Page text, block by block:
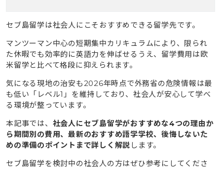
セブ島留学は社会人にこそおすすめできる留学先です。
マンツーマン中心の短期集中カリキュラムにより、限られ
た休暇でも効率的に英語力を伸ばせるうえ、留学費用は欧
米留学と比べて格段に抑えられます。
気になる現地の治安も2026年時点で外務省の危険情報は最
も低い「レベル1」を維持しており、社会人が安心して学べ
る環境が整っています。
本記事では、 社会人にセブ島留学がおすすめな4つの理由か
ら期間別の費用、最新のおすすめ語学学校、後悔しないた
めの準備のポイントまで詳しく解説 します。
セブ島留学を検討中の社会人の方はぜひ参考にしてくださ